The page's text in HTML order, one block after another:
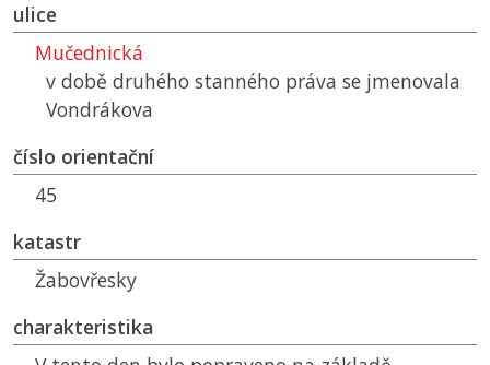
ulice
Mučednická
v době druhého stanného práva se jmenovala
Vondrákova
číslo orientační
45
katastr
Žabovřesky
charakteristika